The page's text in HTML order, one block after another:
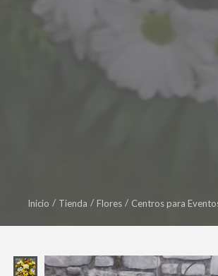
Inicio Tienda Flores Centros para